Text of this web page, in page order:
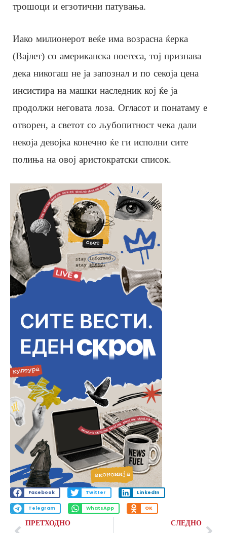
трошоци и егзотични патувања.
Иако милионерот веќе има возрасна ќерка
(Вајлет) со американска поетеса, тој признава
дека никогаш не ја запознал и по секоја цена
инсистира на машки наследник кој ќе ја
продолжи неговата лоза. Огласот и понатаму е
отворен, а светот со љубопитност чека дали
некоја девојка конечно ќе ги исполни сите
полиња на овој аристократски список.
Facebook Twitter LinkedIn
Telegram WhatsApp OK
ПРЕТХОДНО СЛЕДНО